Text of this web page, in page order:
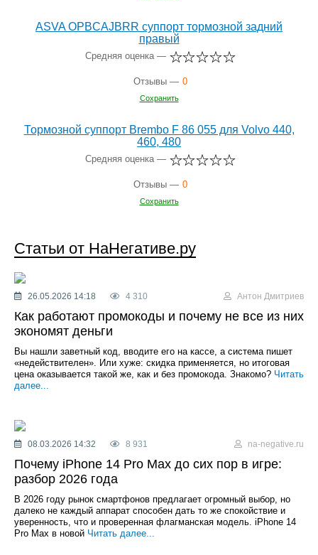
ASVA OPBCAJBRR суппорт тормозной задний
правый
Средняя оценка —
Отзывы — 0
Сохранить
Тормозной суппорт Brembo F 86 055 для Volvo 440,
460, 480
Средняя оценка —
Отзывы — 0
Сохранить
Статьи от НаНегативе.ру
26.05.2026 14:18 4 310 Антон Дмитриев
Как работают промокоды и почему не все из них
экономят деньги
Вы нашли заветный код, вводите его на кассе, а система пишет
«недействителен». Или хуже: скидка применяется, но итоговая
цена оказывается такой же, как и без промокода. Знакомо? Читать
далее...
08.03.2026 14:32 8 931 na-negative.ru
Почему iPhone 14 Pro Max до сих пор в игре:
разбор 2026 года
В 2026 году рынок смартфонов предлагает огромный выбор, но
далеко не каждый аппарат способен дать то же спокойствие и
уверенность, что и проверенная флагманская модель. iPhone 14
Pro Max в новой Читать далее...